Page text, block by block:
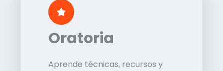
Oratoria
Aprende técnicas, recursos y